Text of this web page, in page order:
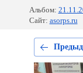
Альбом:
Сайт: asorps.ru